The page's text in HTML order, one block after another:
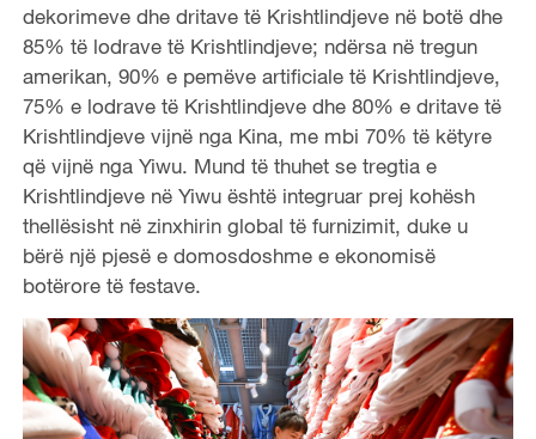
dekorimeve dhe dritave të Krishtlindjeve në botë dhe
85% të lodrave të Krishtlindjeve; ndërsa në tregun
amerikan, 90% e pemëve artificiale të Krishtlindjeve,
75% e lodrave të Krishtlindjeve dhe 80% e dritave të
Krishtlindjeve vijnë nga Kina, me mbi 70% të këtyre
që vijnë nga Yiwu. Mund të thuhet se tregtia e
Krishtlindjeve në Yiwu është integruar prej kohësh
thellësisht në zinxhirin global të furnizimit, duke u
bërë një pjesë e domosdoshme e ekonomisë
botërore të festave.